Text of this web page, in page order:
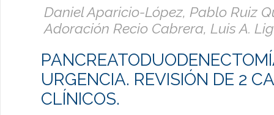
Daniel Aparicio-López, Pablo Ruiz
Adoración Recio Cabrera, Luis A.
URGENCIA. REVISIÓN DE 2
CLÍNICOS.